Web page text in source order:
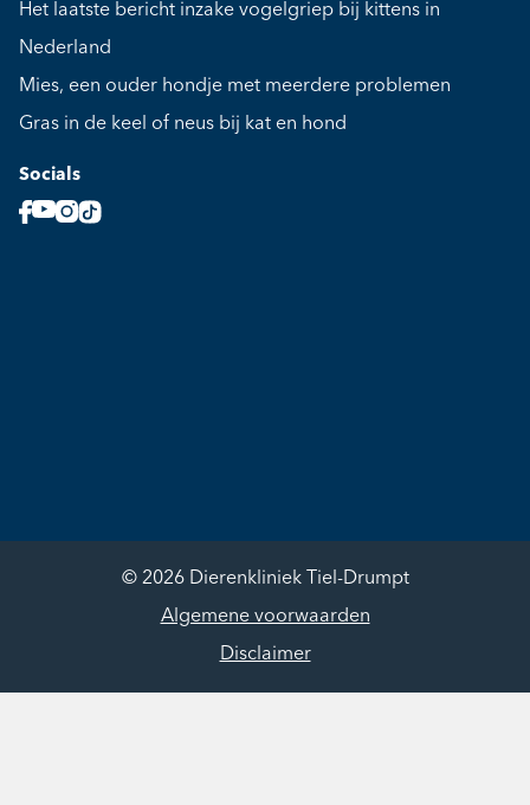
Het laatste bericht inzake vogelgriep bij kittens in
Nederland
Mies, een ouder hondje met meerdere problemen
Gras in de keel of neus bij kat en hond
Socials
© 2026 Dierenkliniek Tiel-Drumpt
Algemene voorwaarden
Disclaimer